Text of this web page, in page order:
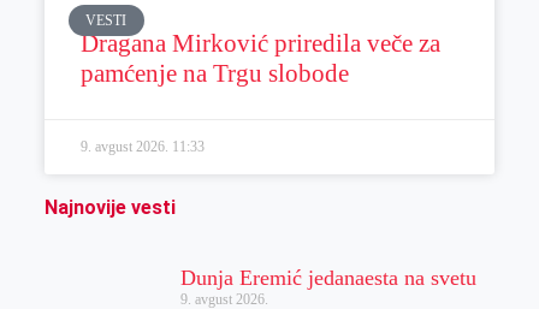
VESTI
Dragana Mirković priredila veče za
pamćenje na Trgu slobode
9. avgust 2026. 11:33
Najnovije vesti
Dunja Eremić jedanaesta na svetu
9. avgust 2026.